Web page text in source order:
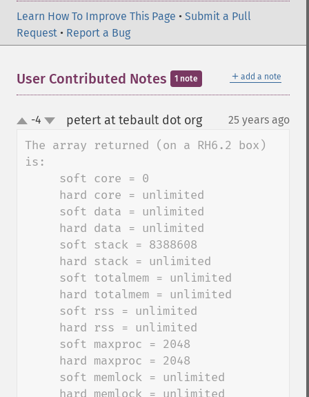
Learn How To Improve This Page • Submit a Pull
Request • Report a Bug
＋ add a note
User Contributed Notes 1 note
up-4 petert at tebault dot org¶ 25 years ago
The array returned (on a RH6.2 box)
is: